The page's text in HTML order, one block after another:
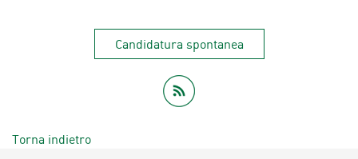
Candidatura spontanea
Torna indietro